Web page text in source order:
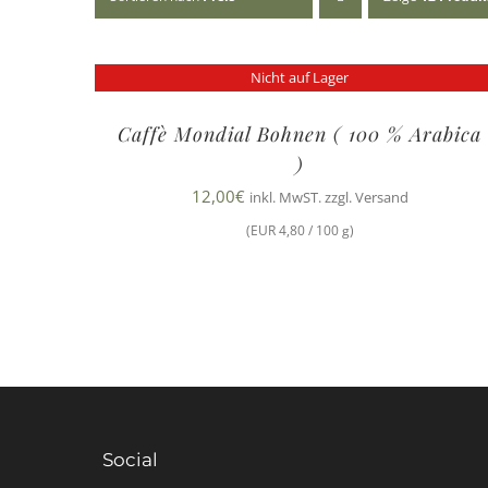
Nicht auf Lager
Caffè Mondial Bohnen ( 100 % Arabica
)
12,00€ inkl. MwST. zzgl. Versand
(EUR 4,80 / 100 g)
Social